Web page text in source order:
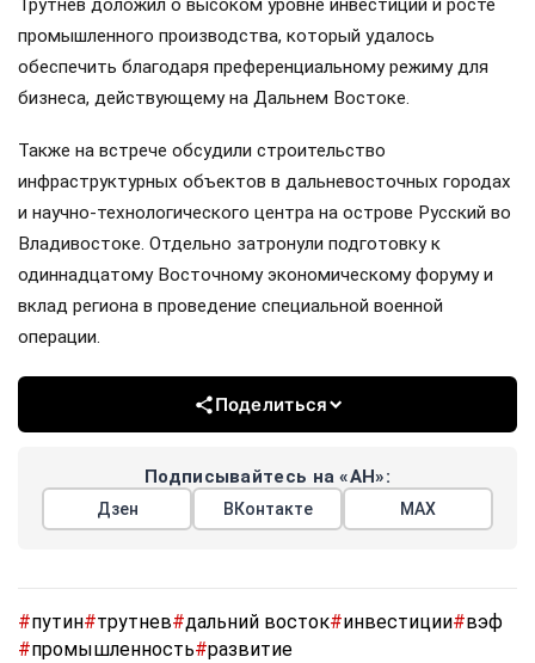
Трутнев доложил о высоком уровне инвестиций и росте
промышленного производства, который удалось
обеспечить благодаря преференциальному режиму для
бизнеса, действующему на Дальнем Востоке.
Также на встрече обсудили строительство
инфраструктурных объектов в дальневосточных городах
и научно-технологического центра на острове Русский во
Владивостоке. Отдельно затронули подготовку к
одиннадцатому Восточному экономическому форуму и
вклад региона в проведение специальной военной
операции.
Поделиться
Подписывайтесь на «АН»:
Дзен ВКонтакте МАХ
#путин#трутнев#дальний восток#инвестиции#вэф
#промышленность#развитие